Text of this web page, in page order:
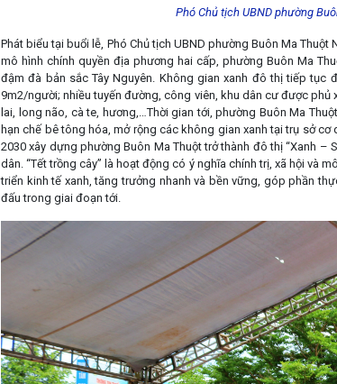
Phó Chủ tịch UBND phường
Phát biểu tại buổi lễ, Phó Chủ tịch UBND phường Buôn Ma
mô hình chính quyền địa phương hai cấp, phường Buôn Ma
đậm đà bản sắc Tây Nguyên. Không gian xanh đô thị tiếp
9m2/người; nhiều tuyến đường, công viên, khu dân cư được
lai, long não, cà te, hương,…Thời gian tới, phường Buôn Ma
hạn chế bê tông hóa, mở rộng các không gian xanh tại trụ sở
2030 xây dựng phường Buôn Ma Thuột trở thành đô thị “Xanh
dân. “Tết trồng cây” là hoạt động có ý nghĩa chính trị, xã hội và
triển kinh tế xanh, tăng trưởng nhanh và bền vững, góp phần
đấu trong giai đoạn tới.